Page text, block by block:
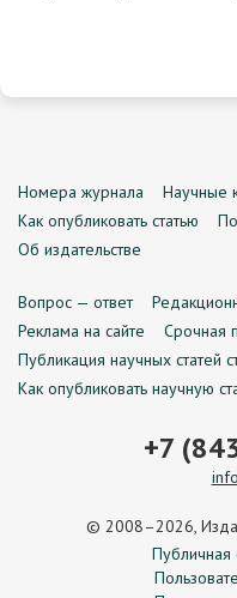
Номера журнала Научные
Как опубликовать статью
Об издательстве
Вопрос — ответ
Реклама на сайте
Срочная
Публикация научных статей
Как опубликовать научную
+7
© 2008–2026,
Публичная